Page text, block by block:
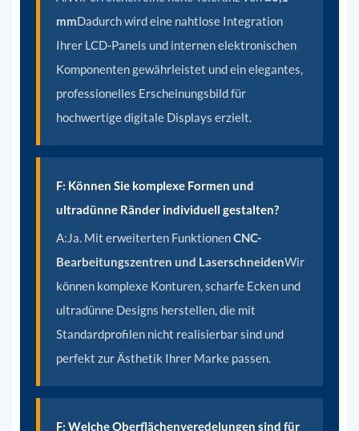
mmDadurch wird eine nahtlose Integration
Ihrer LCD-Panels und internen elektronischen
Komponenten gewährleistet und ein elegantes,
professionelles Erscheinungsbild für
hochwertige digitale Displays erzielt.
F: Können Sie komplexe Formen und
ultradünne Ränder individuell gestalten?
A: Ja. Mit erweiterten FunktionenCNC-
Bearbeitungszentren und LaserschneidenWir
können komplexe Konturen, scharfe Ecken und
ultradünne Designs herstellen, die mit
Standardprofilen nicht realisierbar sind und
perfekt zur Ästhetik Ihrer Marke passen.
F: Welche Oberflächenveredelungen sind für